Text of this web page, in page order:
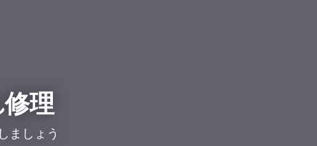
理
ましょう